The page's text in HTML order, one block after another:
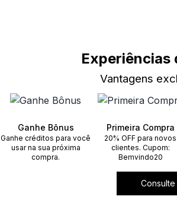
Experiências
Vantagens
Ganhe Bônus
Ganhe créditos para você
usar na sua próxima
compra.
Primeira Compra
20% OFF para novos
clientes. Cupom:
Bemvindo20